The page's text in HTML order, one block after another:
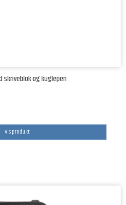
og kuglepen
Vis produkt